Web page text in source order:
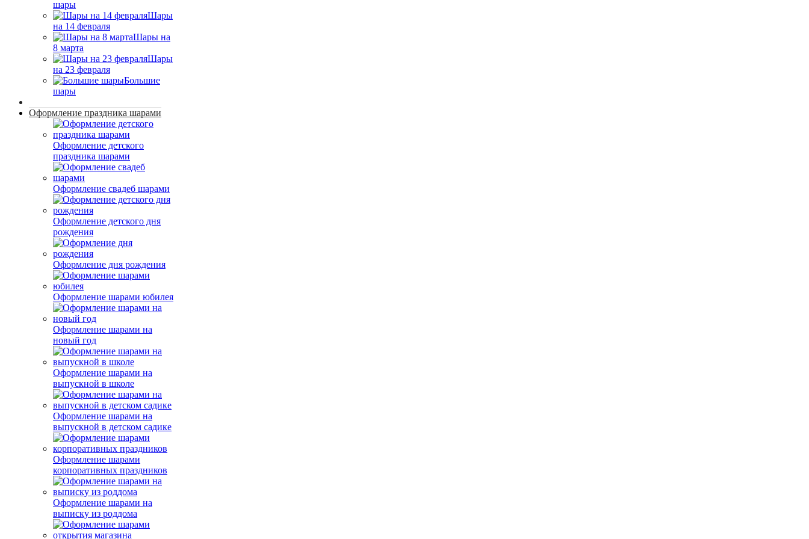
шары
Шары
на 14 февраля
Шары на
8 марта
Шары
на 23 февраля
Большие
шары
Оформление праздника шарами
Оформление детского
праздника шарами
Оформление свадеб шарами
Оформление детского дня
рождения
Оформление дня рождения
Оформление шарами юбилея
Оформление шарами на
новый год
Оформление шарами на
выпускной в школе
Оформление шарами на
выпускной в детском садике
Оформление шарами
корпоративных праздников
Оформление шарами на
выписку из роддома